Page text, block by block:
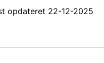
opdateret 22-12-2025